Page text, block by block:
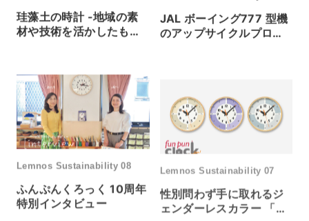
珪藻土の時計 -地域の素
材や技術を活かしたもの
JAL ボーイング777 型機
のアップサイクルプロジ
Lemnos Sustainability 08
ふんぷんくろっく 10周年
特別インタビュー
ェンダーレスカラー 「ラ
イラック」